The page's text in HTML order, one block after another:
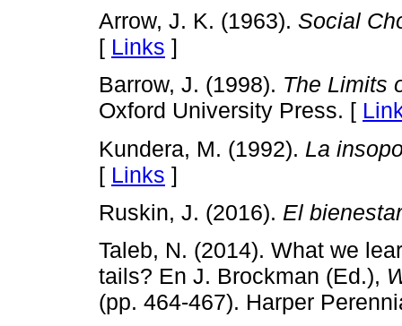
Arrow, J. K. (1963). Social
[ Links ]
Barrow, J. (1998). The Limits
Oxford University Press. [
Kundera, M. (1992). La
[ Links ]
Ruskin, J. (2016). El
Taleb, N. (2014). What we
tails? En J. Brockman (Ed.),
(pp. 464-467). Harper